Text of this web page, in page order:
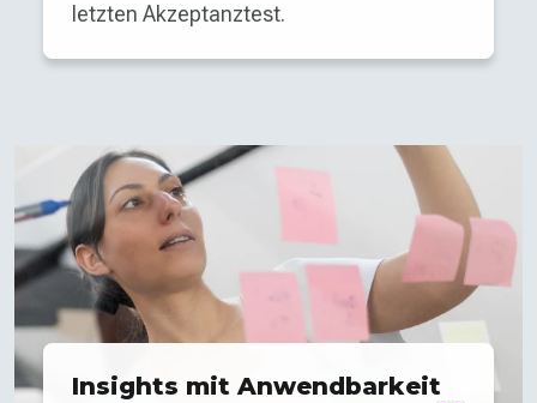
letzten Akzeptanztest.
Insights mit Anwendbarkeit